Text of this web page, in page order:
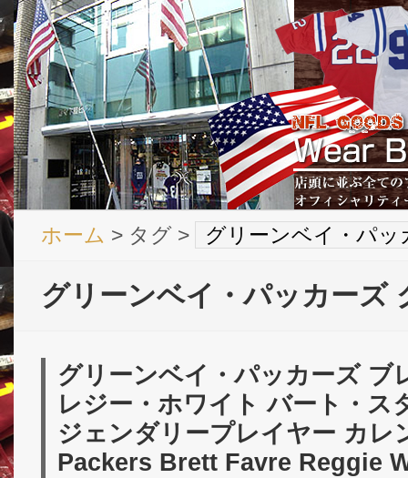
ホーム > タグ > グリーンベイ・パッ
グリーンベイ・パッカーズ
グリーンベイ・パッカーズ ブ
レジー・ホワイト バート・ス
ジェンダリープレイヤー カレ
Packers Brett Favre Reggie